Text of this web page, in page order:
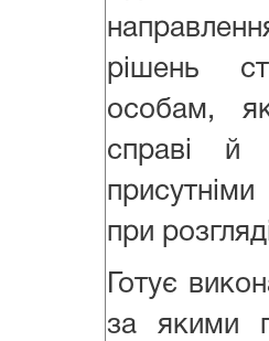
рішень
особам,
справі й
присутніми
при
Готує
за якими